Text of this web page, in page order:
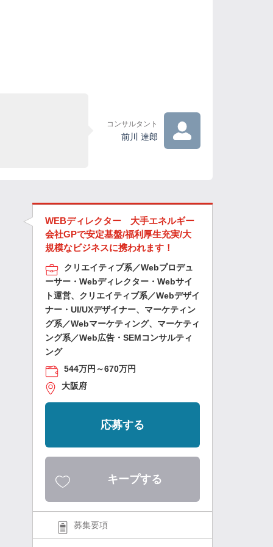
コンサルタント
前川 達郎
WEBディレクター 大手エネルギー
会社GPで安定基盤/福利厚生充実/大
規模なビジネスに携われます！
クリエイティブ系／Webプロデュ
ーサー・Webディレクター・Webサイ
ト運営、クリエイティブ系／Webデザイ
ナー・UI/UXデザイナー、マーケティン
グ系／Webマーケティング、マーケティ
ング系／Web広告・SEMコンサルティ
ング
544万円～670万円
大阪府
応募する
キープする
募集要項